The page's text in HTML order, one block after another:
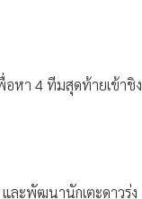
อหา 4 ทีมสุดท้ายเข้าชิง
ละพัฒนานักเตะดาวรุ่ง